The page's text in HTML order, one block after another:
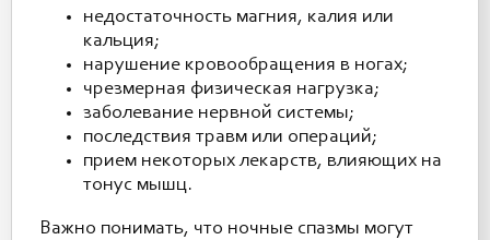
недостаточность магния, калия или
кальция;
нарушение кровообращения в ногах;
чрезмерная физическая нагрузка;
заболевание нервной системы;
последствия травм или операций;
прием некоторых лекарств, влияющих на
тонус мышц.
Важно понимать, что ночные спазмы могут